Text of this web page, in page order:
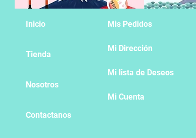
Inicio
Tienda
Nosotros
Contactanos
Mis Pedidos
Mi Dirección
Mi lista de Deseos
Mi Cuenta